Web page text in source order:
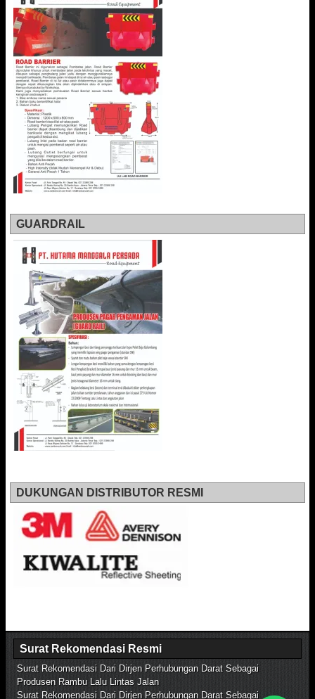
GUARDRAIL
DUKUNGAN DISTRIBUTOR RESMI
Surat Rekomendasi Resmi
Surat Rekomendasi Dari Dirjen Perhubungan Darat Sebagai
Produsen Rambu Lalu Lintas Jalan
Surat Rekomendasi Dari Dirjen Perhubungan Darat Sebagai